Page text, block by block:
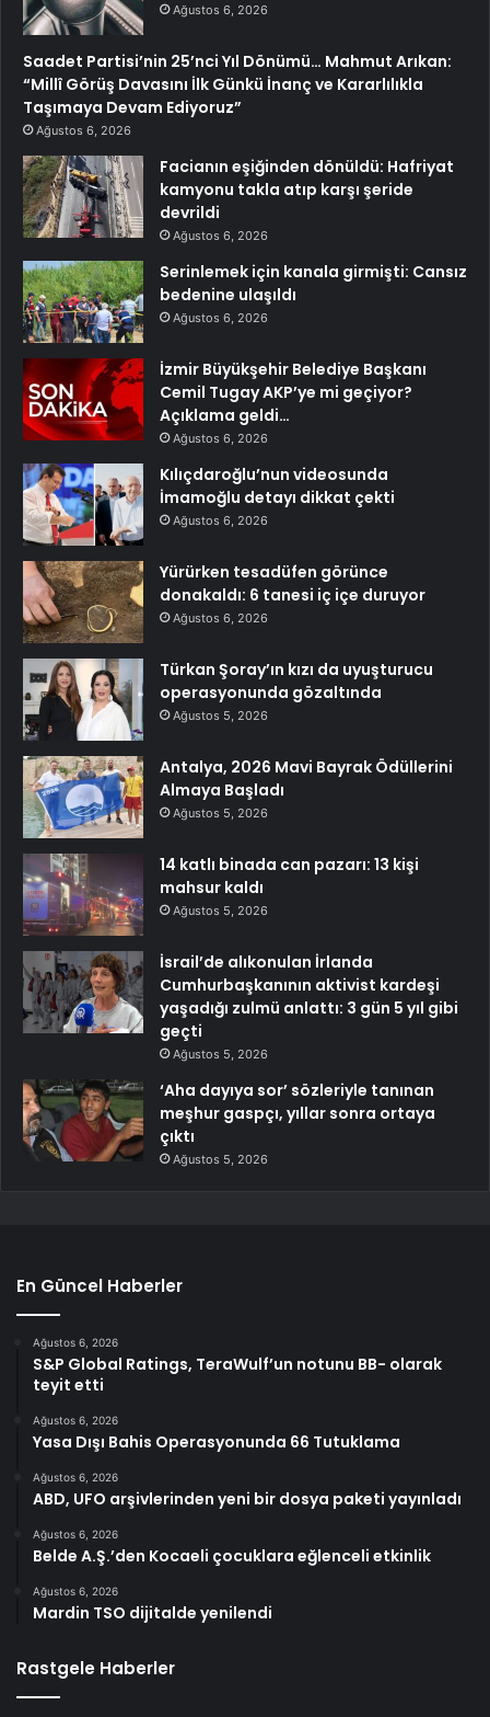
Ağustos 6, 2026
Saadet Partisi’nin 25’nci Yıl Dönümü… Mahmut Arıkan:
“Millî Görüş Davasını İlk Günkü İnanç ve Kararlılıkla
Taşımaya Devam Ediyoruz”
Ağustos 6, 2026
Facianın eşiğinden dönüldü: Hafriyat
kamyonu takla atıp karşı şeride
devrildi
Ağustos 6, 2026
Serinlemek için kanala girmişti: Cansız
bedenine ulaşıldı
Ağustos 6, 2026
İzmir Büyükşehir Belediye Başkanı
Cemil Tugay AKP’ye mi geçiyor?
Açıklama geldi…
Ağustos 6, 2026
Kılıçdaroğlu’nun videosunda
İmamoğlu detayı dikkat çekti
Ağustos 6, 2026
Yürürken tesadüfen görünce
donakaldı: 6 tanesi iç içe duruyor
Ağustos 6, 2026
Türkan Şoray’ın kızı da uyuşturucu
operasyonunda gözaltında
Ağustos 5, 2026
Antalya, 2026 Mavi Bayrak Ödüllerini
Almaya Başladı
Ağustos 5, 2026
14 katlı binada can pazarı: 13 kişi
mahsur kaldı
Ağustos 5, 2026
İsrail’de alıkonulan İrlanda
Cumhurbaşkanının aktivist kardeşi
yaşadığı zulmü anlattı: 3 gün 5 yıl gibi
geçti
Ağustos 5, 2026
‘Aha dayıya sor’ sözleriyle tanınan
meşhur gaspçı, yıllar sonra ortaya
çıktı
Ağustos 5, 2026
En Güncel Haberler
Ağustos 6, 2026
S&P Global Ratings, TeraWulf’un notunu BB- olarak
teyit etti
Ağustos 6, 2026
Yasa Dışı Bahis Operasyonunda 66 Tutuklama
Ağustos 6, 2026
ABD, UFO arşivlerinden yeni bir dosya paketi yayınladı
Ağustos 6, 2026
Belde A.Ş.’den Kocaeli çocuklara eğlenceli etkinlik
Ağustos 6, 2026
Mardin TSO dijitalde yenilendi
Rastgele Haberler